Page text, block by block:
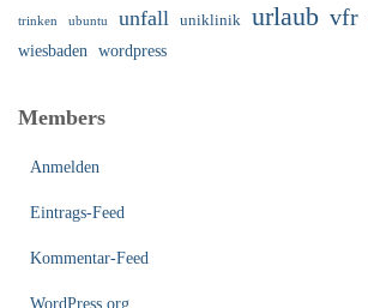
trinken ubuntu unfall uniklinik urlaub vfr
wiesbaden wordpress
Members
Anmelden
Eintrags-Feed
Kommentar-Feed
WordPress.org